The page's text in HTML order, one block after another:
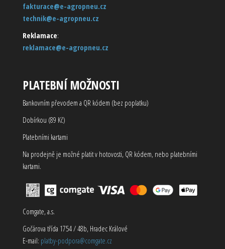
fakturace@e-agropneu.cz
technik@e-agropneu.cz
Reklamace:
reklamace@e-agropneu.cz
PLATEBNÍ MOŽNOSTI
Bankovním převodem a QR kódem (bez poplatku)
Dobírkou (89 Kč)
Platebními kartami
Na prodejně je možné platit v hotovosti, QR kódem, nebo platebními
kartami.
Comgate, a.s.
Gočárova třída 1754 / 48b, Hradec Králové
E-mail: platby-podpora@comgate.cz